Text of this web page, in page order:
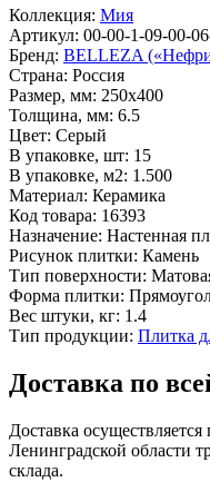
Коллекция: Мия
Артикул: 00-00-1-09-00-
Бренд: BELLEZA
Страна: Россия
Размер, мм: 250x400
Толщина, мм: 6.5
Цвет: Серый
В упаковке, шт: 15
В упаковке, м2: 1.500
Материал: Керамика
Код товара: 16393
Назначение: Настенная
Рисунок плитки: Камень
Тип поверхности:
Форма плитки:
Вес штуки, кг: 1.4
Тип продукции: Плитка
Доставка по
Доставка
Ленинградской области
склада.